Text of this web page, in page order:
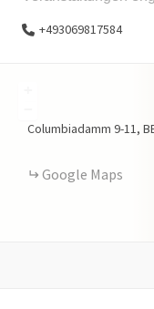
+493069817584
Columbiadamm 9-11
Google Maps